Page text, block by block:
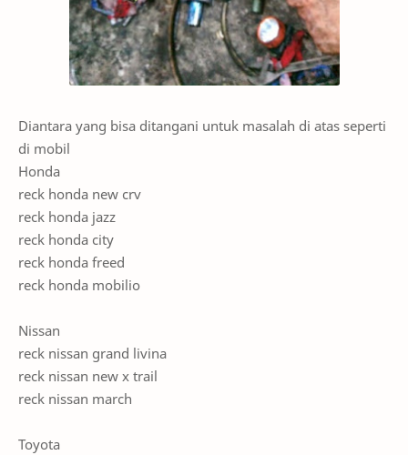
Diantara yang bisa ditangani untuk masalah di atas seperti
di mobil
Honda
reck honda new crv
reck honda jazz
reck honda city
reck honda freed
reck honda mobilio
Nissan
reck nissan grand livina
reck nissan new x trail
reck nissan march
Toyota